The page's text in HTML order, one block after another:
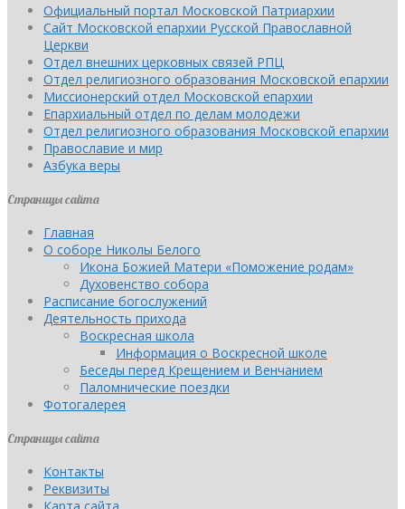
Официальный портал Московской Патриархии
Сайт Московской епархии Русской Православной
Церкви
Отдел внешних церковных связей РПЦ
Отдел религиозного образования Московской епархии
Миссионерский отдел Московской епархии
Епархиальный отдел по делам молодежи
Отдел религиозного образования Московской епархии
Православие и мир
Азбука веры
Страницы сайта
Главная
О соборе Николы Белого
Икона Божией Матери «Поможение родам»
Духовенство собора
Расписание богослужений
Деятельность прихода
Воскресная школа
Информация о Воскресной школе
Беседы перед Крещением и Венчанием
Паломнические поездки
Фотогалерея
Страницы сайта
Контакты
Реквизиты